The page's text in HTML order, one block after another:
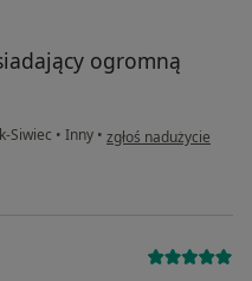
ogromną
Siwiec • Inny • w opinii użytkownika
zgłoś nadużycie